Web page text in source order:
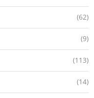
(62)
(9)
(113)
(14)